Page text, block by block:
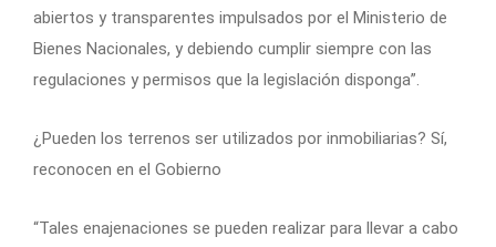
abiertos y transparentes impulsados por el Ministerio de
Bienes Nacionales, y debiendo cumplir siempre con las
regulaciones y permisos que la legislación disponga”.
¿Pueden los terrenos ser utilizados por inmobiliarias? Sí,
reconocen en el Gobierno
“Tales enajenaciones se pueden realizar para llevar a cabo